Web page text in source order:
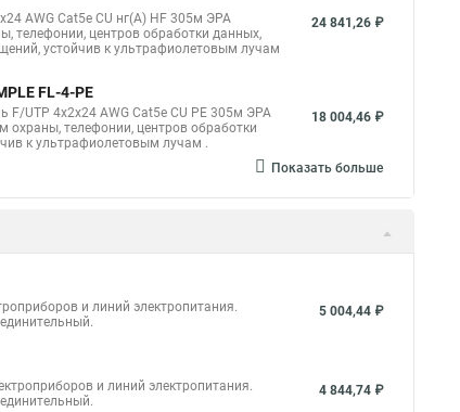
AWG Cat5e CU нг(А) HF 305м ЭРА
телефонии, центров обработки данных,
устойчив к ультрафиолетовым лучам
24 841,26 ₽
FL-4-PE
F/UTP 4x2x24 AWG Cat5e CU PE 305м ЭРА
охраны, телефонии, центров обработки
к ультрафиолетовым лучам .
18 004,46 ₽
Показать больше
и линий электропитания.
5 004,44 ₽
и линий электропитания.
4 844,74 ₽